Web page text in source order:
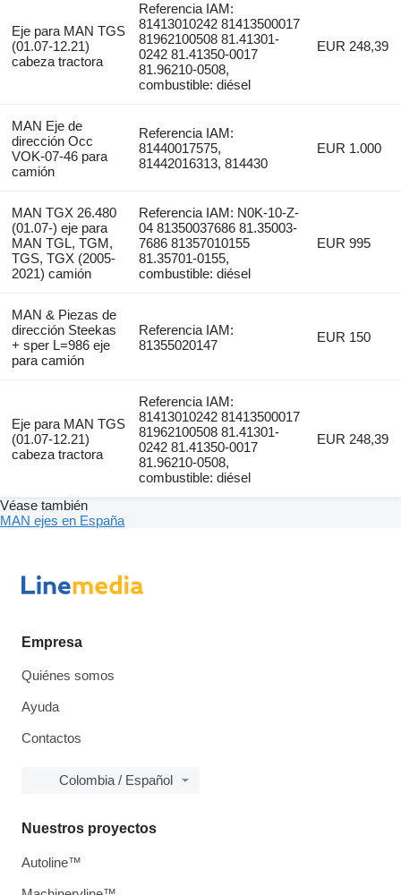
Eje para MAN TGS
(01.07-12.21)
cabeza tractora
Referencia IAM:
81413010242 81413500017
81962100508 81.41301-
0242 81.41350-0017
81.96210-0508,
combustible: diésel
EUR 248,39
MAN Eje de
dirección Occ
VOK-07-46 para
camión
Referencia IAM:
81440017575,
81442016313, 814430
EUR 1.000
MAN TGX 26.480
(01.07-) eje para
MAN TGL, TGM,
TGS, TGX (2005-
2021) camión
Referencia IAM: N0K-10-Z-
04 81350037686 81.35003-
7686 81357010155
81.35701-0155,
combustible: diésel
EUR 995
MAN & Piezas de
dirección Steekas
+ sper L=986 eje
para camión
Referencia IAM:
81355020147
EUR 150
Eje para MAN TGS
(01.07-12.21)
cabeza tractora
Referencia IAM:
81413010242 81413500017
81962100508 81.41301-
0242 81.41350-0017
81.96210-0508,
combustible: diésel
EUR 248,39
Véase también
MAN ejes en España
Empresa
Quiénes somos
Ayuda
Contactos
Colombia / Español
Nuestros proyectos
Autoline™